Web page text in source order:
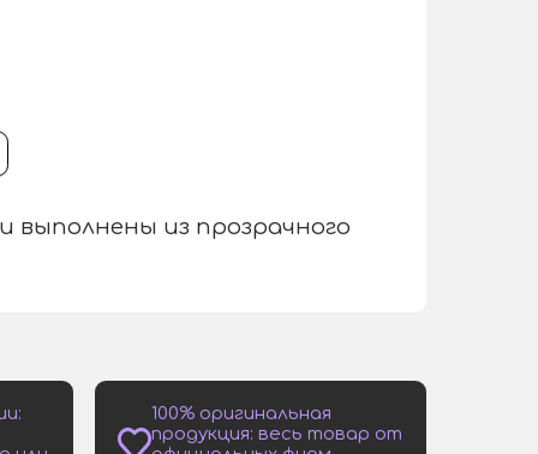
выполнены из прозрачного
100% оригинальная
продукция: весь товар от